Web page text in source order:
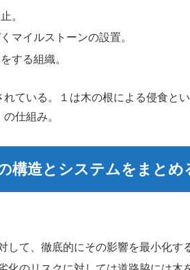
。
マイルストーンの設置。
する組織。
れている。１は木の根による侵食と
仕組み。
構造とシステムをまとめ
して、徹底的にその影響を最小化す